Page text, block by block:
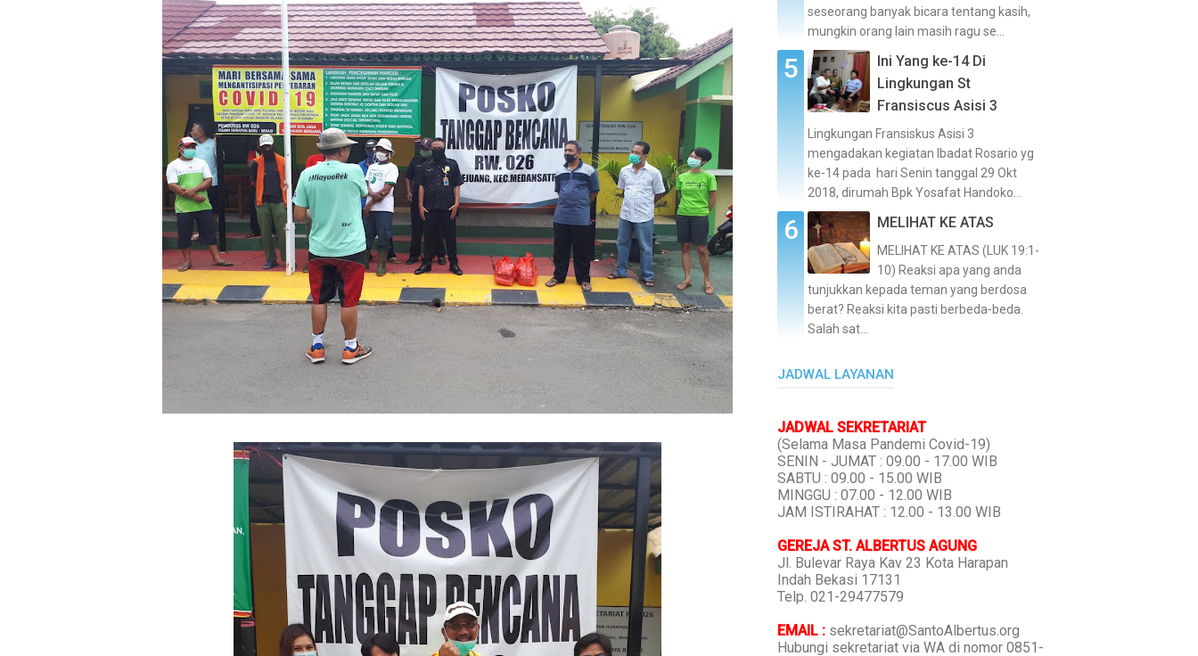
seseorang banyak bicara tentang kasih,
mungkin orang lain masih ragu se...
Ini Yang ke-14 Di
Lingkungan St
Fransiscus Asisi 3
Lingkungan Fransiskus Asisi 3
mengadakan kegiatan Ibadat Rosario yg
ke-14 pada hari Senin tanggal 29 Okt
2018, dirumah Bpk Yosafat Handoko...
MELIHAT KE ATAS
MELIHAT KE ATAS (LUK 19:1-
10) Reaksi apa yang anda
tunjukkan kepada teman yang berdosa
berat? Reaksi kita pasti berbeda-beda.
Salah sat...
JADWAL LAYANAN
JADWAL SEKRETARIAT
(Selama Masa Pandemi Covid-19)
SENIN - JUMAT : 09.00 - 17.00 WIB
SABTU : 09.00 - 15.00 WIB
MINGGU : 07.00 - 12.00 WIB
JAM ISTIRAHAT : 12.00 - 13.00 WIB
GEREJA ST. ALBERTUS AGUNG
Jl. Bulevar Raya Kav 23 Kota Harapan
Indah Bekasi 17131
Telp. 021-29477579
EMAIL : sekretariat@SantoAlbertus.org
Hubungi sekretariat via WA di nomor 0851-